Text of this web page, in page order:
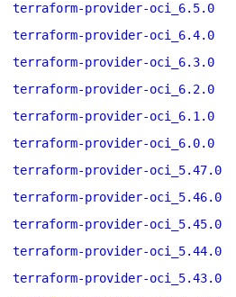
terraform-provider-oci_6.5.0
terraform-provider-oci_6.4.0
terraform-provider-oci_6.3.0
terraform-provider-oci_6.2.0
terraform-provider-oci_6.1.0
terraform-provider-oci_6.0.0
terraform-provider-oci_5.47.0
terraform-provider-oci_5.46.0
terraform-provider-oci_5.45.0
terraform-provider-oci_5.44.0
terraform-provider-oci_5.43.0